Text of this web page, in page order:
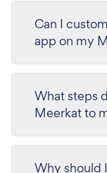
Can I
app on my
What steps
Meerkat to
Why should